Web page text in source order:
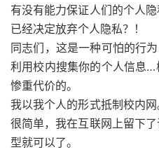
有没有能力保证人们的个人
已经决定放弃个人隐私？！
同志们，这是一种可怕的行
利用校内搜集你的个人信息
惨重代价的。
我以我个人的形式抵制校内
很简单，我在互联网上留下
型就可以了。